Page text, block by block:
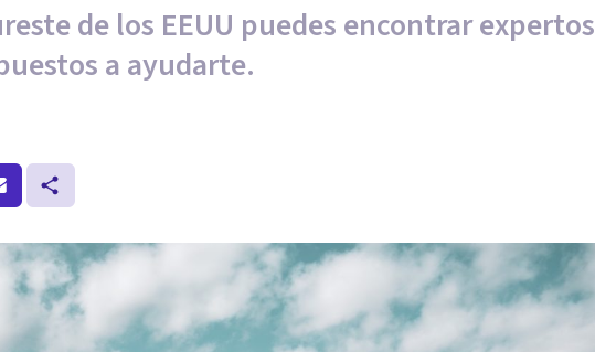
de los EEUU puedes encontrar expertos
a ayudarte.